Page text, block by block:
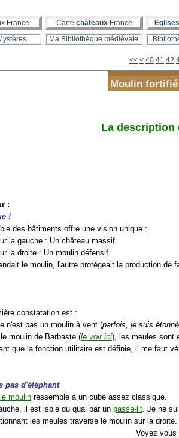
France Carte châteauxFrance Eglises
Ma Bibliothèque médiévale
<< < 10
20
30
40 41 42
Moulin fortifié
La description
:
!
des bâtiments offre une vision unique :
la gauche : Un château massif.
la droite : Un moulin défensif.
le moulin, l'autre protégeait la production de
constatation est :
n'est pas un moulin à vent (parfois, je suis
moulin de Barbaste (le voir ici), les meules sont
que la fonction utilitaire est définie, il me faut
pas d'éléphant
moulin ressemble à un cube assez classique.
il est isolé du quai par unpasse-lit . Je ne
les meules traverse le moulin sur la
Voyez vous